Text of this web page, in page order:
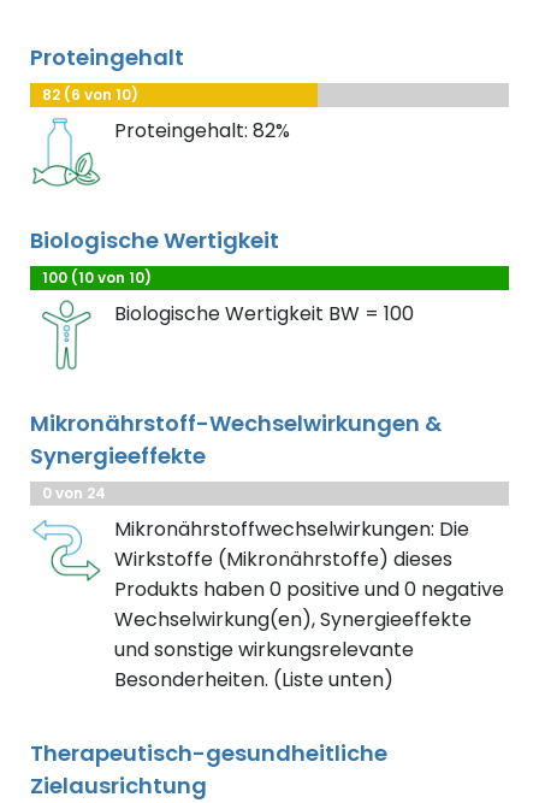
Proteingehalt
82 (6 von 10)
Proteingehalt: 82%
Biologische Wertigkeit
100 (10 von 10)
Biologische Wertigkeit BW = 100
Mikronährstoff-Wechselwirkungen &
Synergieeffekte
0 von 24
Mikronährstoffwechselwirkungen: Die
Wirkstoffe (Mikronährstoffe) dieses
Produkts haben 0 positive und 0 negative
Wechselwirkung(en), Synergieeffekte
und sonstige wirkungsrelevante
Besonderheiten. (Liste unten)
Therapeutisch-gesundheitliche
Zielausrichtung